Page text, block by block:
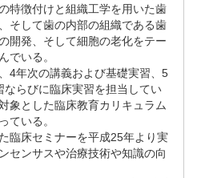
特徴付けと組織工学を用いた歯
そして歯の内部の組織である歯
開発、そして細胞の老化をテー
でいる。
4年次の講義および基礎実習、5
ならびに臨床実習を担当してい
象とした臨床教育カリキュラム
ている。
臨床セミナーを平成25年より実
センサスや治療技術や知識の向